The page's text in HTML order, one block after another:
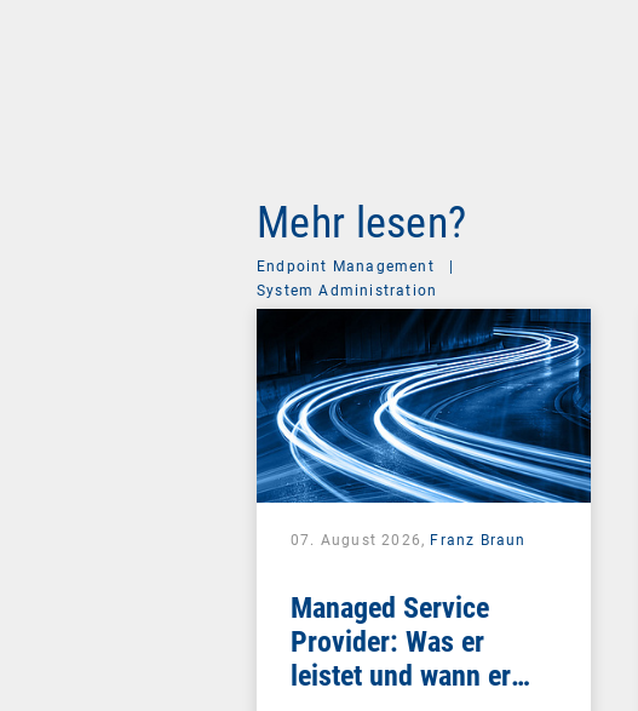
Mehr lesen?
Endpoint Management
|
System Administration
07. August 2026, Franz Braun
Managed Service
Provider: Was er
leistet und wann er